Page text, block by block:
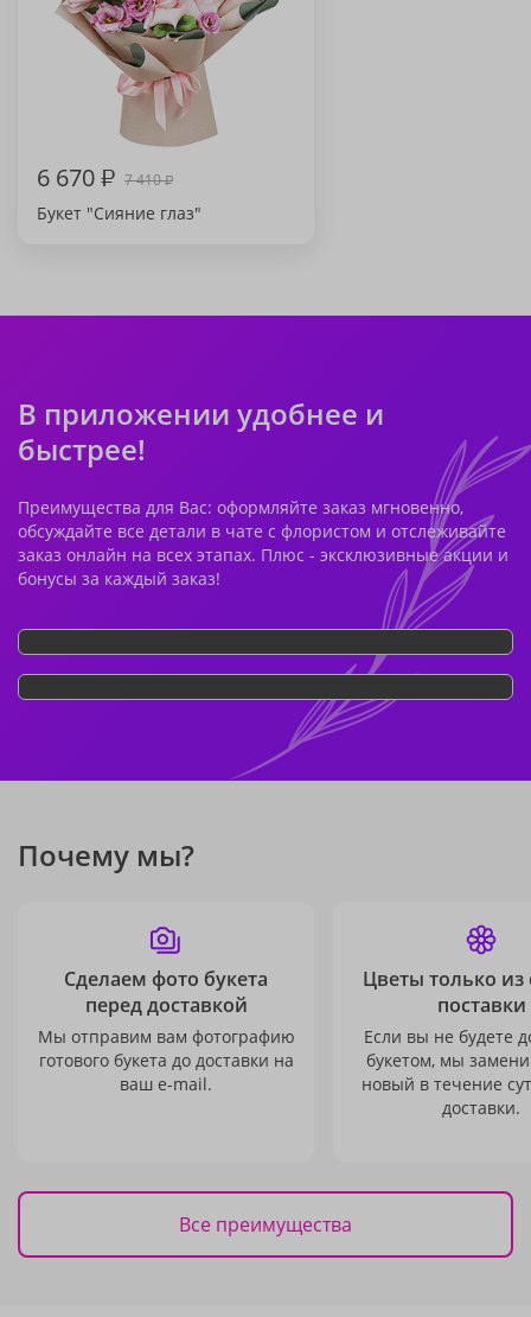
6 670₽ 7 410₽
Букет "Сияние глаз"
В приложении удобнее и
быстрее!
Преимущества для Вас: оформляйте заказ мгновенно,
обсуждайте все детали в чате с флористом и отслеживайте
заказ онлайн на всех этапах. Плюс - эксклюзивные акции и
бонусы за каждый заказ!
Почему мы?
Сделаем фото букета
перед доставкой
Мы отправим вам фотографию
готового букета до доставки на
ваш e-mail.
Цветы только из
поставки
Если вы не будете
букетом, мы
новый в течение
доставки.
Все преимущества